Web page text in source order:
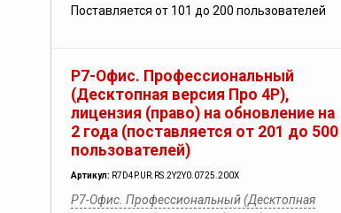
Поставляется от 101 до 200 пользователей
Р7-Офис. Профессиональный
(Десктопная версия Про 4Р),
лицензия (право) на обновление на
2 года (поставляется от 201 до 500
пользователей)
Артикул: R7D4P.UR.RS.2Y2Y0.0725.200X
Р7-Офис. Профессиональный (Десктопная